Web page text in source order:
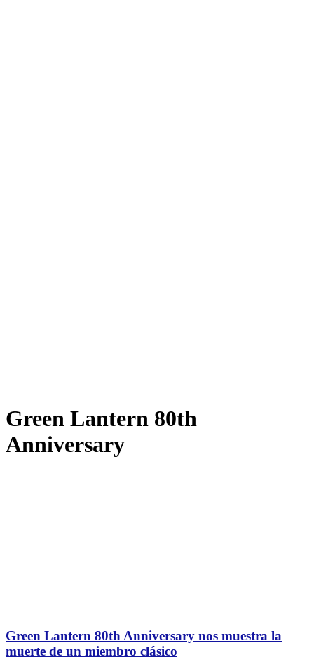
Green Lantern 80th
Anniversary
Green Lantern 80th Anniversary nos muestra la
muerte de un miembro clásico